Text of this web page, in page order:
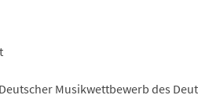
Musikwettbewerb des